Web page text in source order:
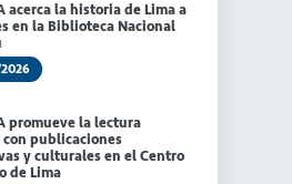
acerca la historia de Lima a
en la Biblioteca Nacional
promueve la lectura
publicaciones
y culturales en el Centro
de Lima